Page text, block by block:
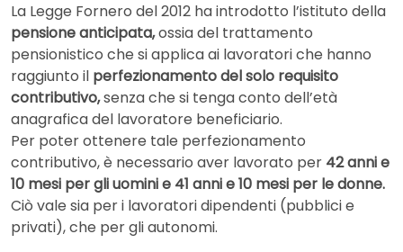
La Legge Fornero del 2012 ha introdotto l’istituto della
pensione anticipata,ossia del trattamento
pensionistico che si applica ai lavoratori che hanno
raggiunto il perfezionamento delsolo requisito
contributivo,senza che si tenga conto dell’età
anagrafica del lavoratore beneficiario.
Per poter ottenere tale perfezionamento
contributivo, è necessario aver lavorato per 42 anni e
10 mesi per gli uomini e 41 anni e 10 mesi per le donne.
Ciò vale sia per i lavoratori dipendenti (pubblici e
privati), che per gli autonomi.